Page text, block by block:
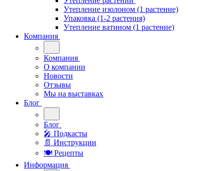
Утепление изолоном (1 растение)
Упаковка (1-2 растения)
Утепление ватином (1 растение)
Компания
Компания
О компании
Новости
Отзывы
Мы на выставках
Блог
Блог
🎤︎︎ Подкасты
📄 Инструкции
🍽 Рецепты
Информация